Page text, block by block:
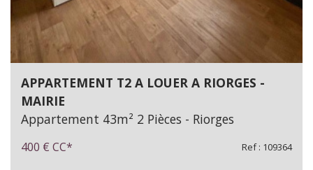
APPARTEMENT T2 A LOUER A RIORGES -
MAIRIE
Appartement 43m² 2 Pièces - Riorges
400 € CC* Ref : 109364